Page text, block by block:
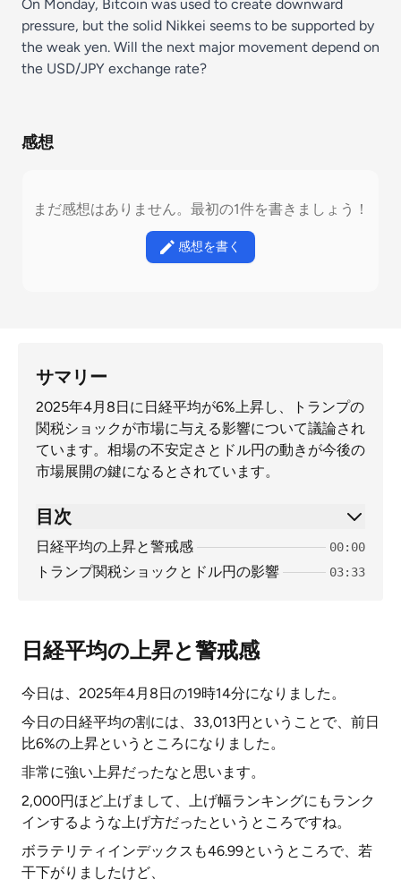
On Monday, Bitcoin was used to create downward
pressure, but the solid Nikkei seems to be supported by
the weak yen. Will the next major movement depend on
the USD/JPY exchange rate?
感想
まだ感想はありません。最初の1件を書きましょう！
感想を書く
サマリー
2025年4月8日に日経平均が6%上昇し、トランプの
関税ショックが市場に与える影響について議論され
ています。相場の不安定さとドル円の動きが今後の
市場展開の鍵になるとされています。
目次
日経平均の上昇と警戒感 00:00
トランプ関税ショックとドル円の影響 03:33
日経平均の上昇と警戒感
今日は、2025年4月8日の19時14分になりました。
今日の日経平均の割には、33,013円ということで、前日
比6%の上昇というところになりました。
非常に強い上昇だったなと思います。
2,000円ほど上げまして、上げ幅ランキングにもランク
インするような上げ方だったというところですね。
ボラテリティインデックスも46.99というところで、若
干下がりましたけど、